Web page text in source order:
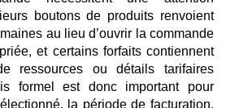
boutons de produits renvoient
au lieu d’ouvrir la commande
et certains forfaits contiennent
ressources ou détails tarifaires
formel est donc important pour
la période de facturation,